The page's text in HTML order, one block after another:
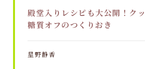
殿堂入りレシピも大公開！ク
糖質オフのつくりおき
星野静香